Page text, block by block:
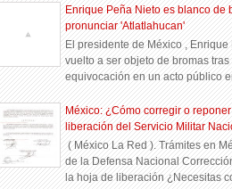
Enrique Peña Nieto es blanco de
pronunciar 'Atlatlahucan'
El presidente de México , Enrique
vuelto a ser objeto de bromas
equivocación en un acto público
México: ¿Cómo corregir o
liberación del Servicio Militar
( México La Red ). Trámites en
de la Defensa Nacional
la hoja de liberación ¿Necesitas